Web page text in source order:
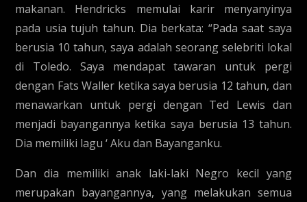
makanan. Hendricks memulai karir menyanyinya
pada usia tujuh tahun. Dia berkata: “Pada saat saya
berusia 10 tahun, saya adalah seorang selebriti lokal
di Toledo. Saya mendapat tawaran untuk pergi
dengan Fats Waller ketika saya berusia 12 tahun, dan
menawarkan untuk pergi dengan Ted Lewis dan
menjadi bayangannya ketika saya berusia 13 tahun.
Dia memiliki lagu ‘ Aku dan Bayanganku.
Dan dia memiliki anak laki-laki Negro kecil yang
merupakan bayangannya, yang melakukan semua